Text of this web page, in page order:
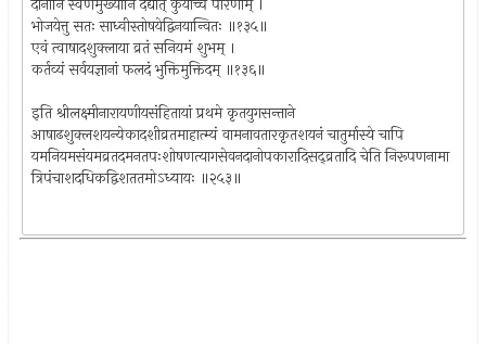
भोजयेत्तु सतः साध्वीस्तोषयेद्विनयान्वितः ॥१३५॥
एवं त्वाषादशुक्लाया व्रतं सनियमं शुभम् ।
कर्तव्यं सर्वयज्ञानां फलदं भुक्तिमुक्तिदम् ॥१३६॥
इति श्रीलक्ष्मीनारायणीयसंहितायां प्रथमे कृतयुगसन्ताने
आषाढशुक्लशयन्येकादशीव्रतमाहात्म्यं वामनावतारकृतशयनं चातुर्मास्ये चापि
यमनियमसंयमव्रतदमनतपःशोषणत्यागसेवनदानोपकारादिसद्व्रतादि चेति निरूपणनामा
त्रिपंचाशदधिकद्विशततमोऽध्यायः ॥२५३॥